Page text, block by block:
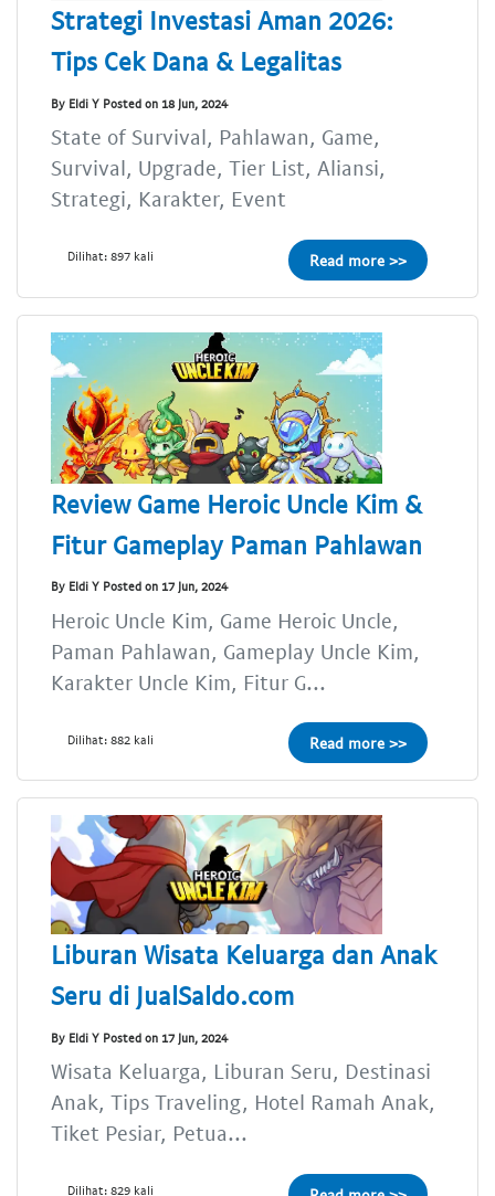
Strategi Investasi Aman 2026:
Tips Cek Dana & Legalitas
By Eldi Y Posted on 18 Jun, 2024
State of Survival, Pahlawan, Game,
Survival, Upgrade, Tier List, Aliansi,
Strategi, Karakter, Event
Dilihat: 897 kali Read more >>
Review Game Heroic Uncle Kim &
Fitur Gameplay Paman Pahlawan
By Eldi Y Posted on 17 Jun, 2024
Heroic Uncle Kim, Game Heroic Uncle,
Paman Pahlawan, Gameplay Uncle Kim,
Karakter Uncle Kim, Fitur G...
Dilihat: 882 kali Read more >>
Liburan Wisata Keluarga dan Anak
Seru di JualSaldo.com
By Eldi Y Posted on 17 Jun, 2024
Wisata Keluarga, Liburan Seru, Destinasi
Anak, Tips Traveling, Hotel Ramah Anak,
Tiket Pesiar, Petua...
Dilihat: 829 kali